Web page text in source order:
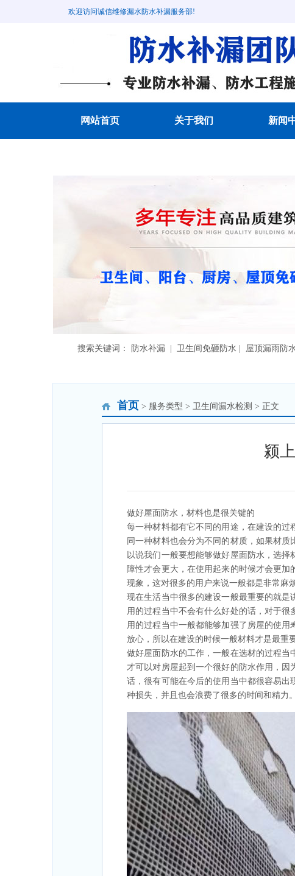
欢迎访问诚信维修漏水防水补漏服务部!
网站首页 关于我们 新闻
搜索关键词： 防水补漏 | 卫生间免砸防水 | 屋顶漏雨
首页 > 服务类型 > 卫生间漏水检测 > 正文
颍
做好屋面防水，材料也是很关键的
每一种材料都有它不同的用途，在建设的过
同一种材料也会分为不同的材质，如果材
以说我们一般要想能够做好屋面防水，选
障性才会更大，在使用起来的时候才会更
现象，这对很多的用户来说一般都是非常麻
现在生活当中很多的建设一般最重要的就
用的过程当中不会有什么好处的话，对于
用的过程当中一般都能够加强了房屋的使
放心，所以在建设的时候一般材料才是最重要
做好屋面防水的工作，一般在选材的过程
才可以对房屋起到一个很好的防水作用，
话，很有可能在今后的使用当中都很容易
种损失，并且也会浪费了很多的时间和精力。